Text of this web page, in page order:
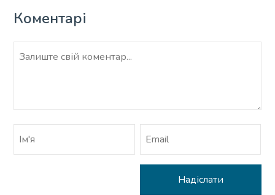
Коментарі